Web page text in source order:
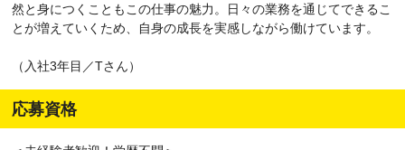
然と身につくこともこの仕事の魅力。日々の業務を通じてできるこ
とが増えていくため、自身の成長を実感しながら働けています。
（入社3年目／Tさん）
応募資格